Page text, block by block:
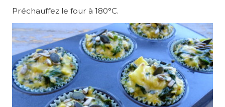
Préchauffez le four à 180°C.